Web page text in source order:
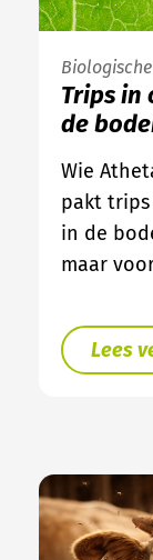
Trips in
de
Wie
pakt
in de
maar
Lees